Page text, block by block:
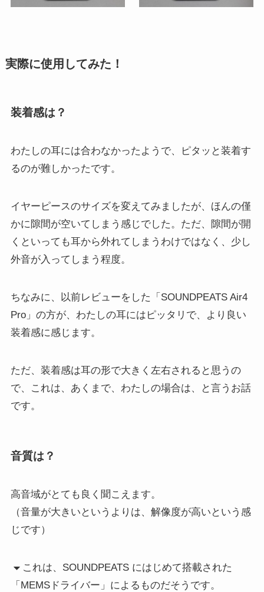
実際に使用してみた！
装着感は？
わたしの耳には合わなかったようで、ピタッと装着す
るのが難しかったです。
イヤーピースのサイズを変えてみましたが、ほんの僅
かに隙間が空いてしまう感じでした。ただ、隙間が開
くといっても耳から外れてしまうわけではなく、少し
外音が入ってしまう程度。
ちなみに、以前レビューをした「SOUNDPEATS Air4
Pro」の方が、わたしの耳にはピッタリで、より良い
装着感に感じます。
ただ、装着感は耳の形で大きく左右されると思うの
で、これは、あくまで、わたしの場合は、と言うお話
です。
音質は？
高音域がとても良く聞こえます。
（音量が大きいというよりは、解像度が高いという感
じです）
これは、SOUNDPEATS にはじめて搭載された
「MEMSドライバー」によるものだそうです。